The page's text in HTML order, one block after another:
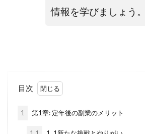
情報を学びましょう。
目次
1 第1章: 定年後の副業のメリット